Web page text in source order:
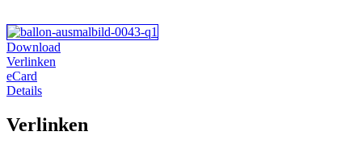
Download
Verlinken
eCard
Details
Verlinken